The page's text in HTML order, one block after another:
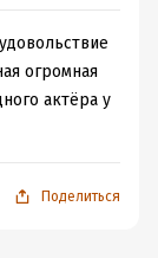
огромная
актёра у
Поделиться